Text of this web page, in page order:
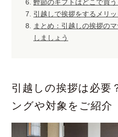
鰹節のギフトはどこで買う
引越しで挨拶をするメリ
まとめ：引越しの挨拶の
しましょう
引越しの挨拶は必要
ングや対象をご紹介